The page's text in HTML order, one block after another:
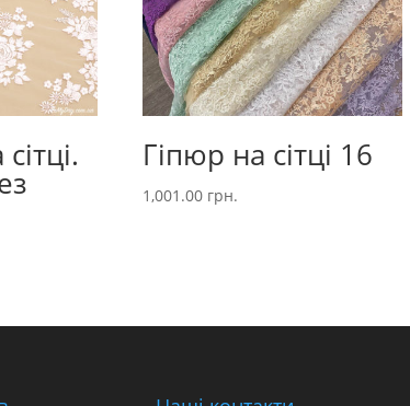
Гіпюр на сітці 16
1,001.00 грн.